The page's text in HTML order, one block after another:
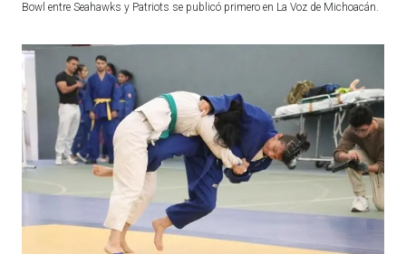
Bowl entre Seahawks y Patriots se publicó primero en La Voz de Michoacán.